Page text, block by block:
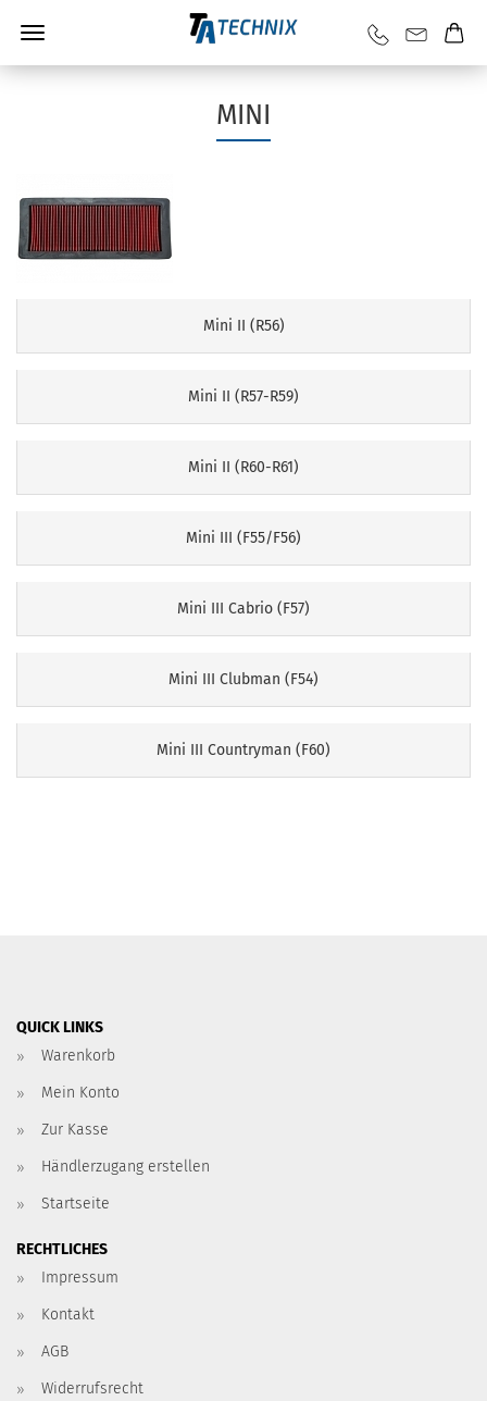
MINI
Mini II (R56)
Mini II (R57-R59)
Mini II (R60-R61)
Mini III (F55/F56)
Mini III Cabrio (F57)
Mini III Clubman (F54)
Mini III Countryman (F60)
QUICK LINKS
Warenkorb
Mein Konto
Zur Kasse
Händlerzugang erstellen
Startseite
RECHTLICHES
Impressum
Kontakt
AGB
Widerrufsrecht